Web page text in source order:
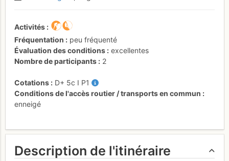
Activités
Fréquentation
peu fréquenté
Évaluation des conditions
excellentes
Nombre de participants
2
Cotations D+ 5c I P1
Conditions de l'accès routier / transports en commun
enneigé
Description de l'itinéraire